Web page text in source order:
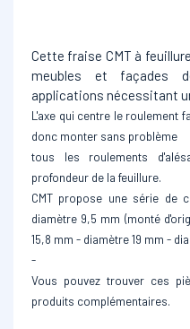
Cette fraise CMT à
meubles et façades
applications nécessitant
L'axe qui centre le roulement
donc monter sans problème
tous les roulements
profondeur de la feuillure.
CMT propose une série de
diamètre 9,5 mm (monté
15,8 mm - diamètre 19 mm -
-
Vous pouvez trouver ces
produits complémentaires.